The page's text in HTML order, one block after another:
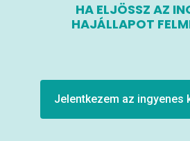
HA ELJÖSSZ AZ
HAJÁLLAPOT
Jelentkezem az ingyenes